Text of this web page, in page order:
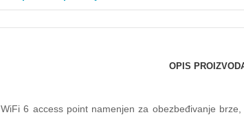
OPIS
6 access point namenjen za obezbeđivanje